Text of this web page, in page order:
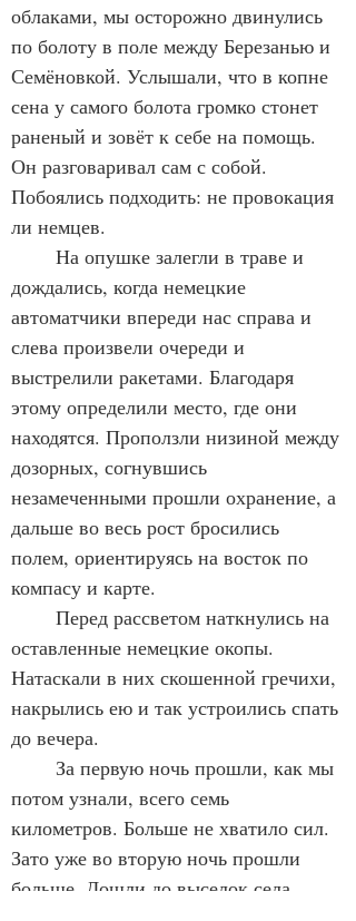
облаками, мы осторожно двинулись
по болоту в поле между Березанью и
Семёновкой. Услышали, что в копне
сена у самого болота громко стонет
раненый и зовёт к себе на помощь.
Он разговаривал сам с собой.
Побоялись подходить: не провокация
ли немцев.
дождались, когда немецкие
автоматчики впереди нас справа и
слева произвели очереди и
выстрелили ракетами. Благодаря
этому определили место, где они
находятся. Проползли низиной между
дозорных, согнувшись
незамеченными прошли охранение, а
дальше во весь рост бросились
полем, ориентируясь на восток по
компасу и карте.
оставленные немецкие окопы.
Натаскали в них скошенной гречихи,
накрылись ею и так устроились спать
до вечера.
потом узнали, всего семь
километров. Больше не хватило сил.
Зато уже во вторую ночь прошли
больше. Дошли до выселок села